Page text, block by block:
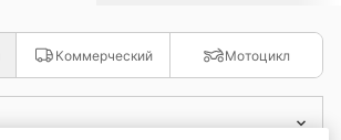
Коммерческий Мотоцикл